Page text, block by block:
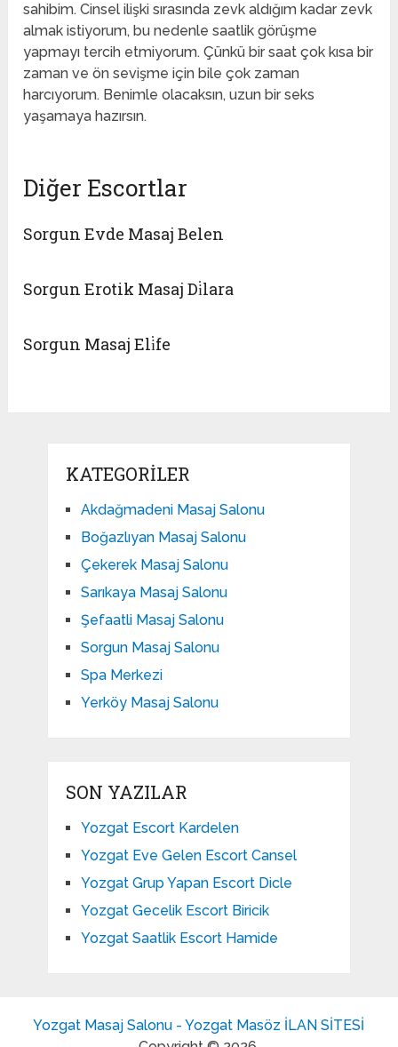
sahibim. Cinsel ilişki sırasında zevk aldığım kadar zevk
almak istiyorum, bu nedenle saatlik görüşme
yapmayı tercih etmiyorum. Çünkü bir saat çok kısa bir
zaman ve ön sevişme için bile çok zaman
harcıyorum. Benimle olacaksın, uzun bir seks
yaşamaya hazırsın.
Diğer Escortlar
Sorgun Evde Masaj Belen
Sorgun Erotik Masaj Di̇lara
Sorgun Masaj Eli̇fe
KATEGORILER
Akdağmadeni Masaj Salonu
Boğazlıyan Masaj Salonu
Çekerek Masaj Salonu
Sarıkaya Masaj Salonu
Şefaatli Masaj Salonu
Sorgun Masaj Salonu
Spa Merkezi
Yerköy Masaj Salonu
SON YAZILAR
Yozgat Escort Kardelen
Yozgat Eve Gelen Escort Cansel
Yozgat Grup Yapan Escort Dicle
Yozgat Gecelik Escort Biricik
Yozgat Saatlik Escort Hamide
Yozgat Masaj Salonu - Yozgat Masöz İLAN SİTESİ